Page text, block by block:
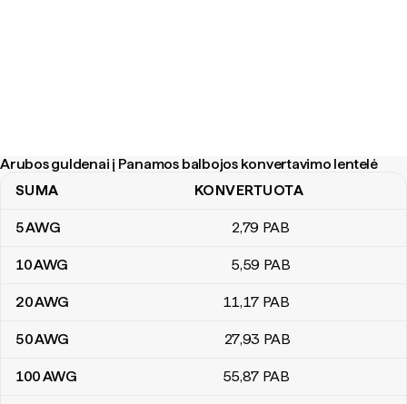
Arubos guldenai į Panamos balbojos konvertavimo lentelė
Arubos guldenai į Panamos balbojos konvertavimo lentelė
SUMA KONVERTUOTA
5AWG 2,79 PAB
10AWG 5,59 PAB
20AWG 11,17 PAB
50AWG 27,93 PAB
100AWG 55,87 PAB